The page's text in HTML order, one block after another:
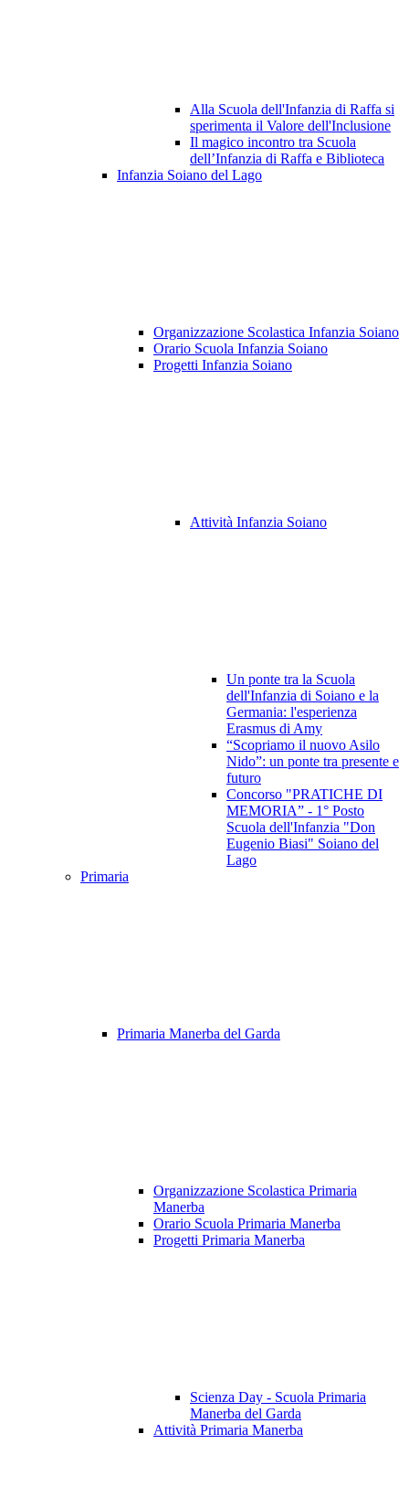
Alla Scuola dell'Infanzia di Raffa si
sperimenta il Valore dell'Inclusione
Il magico incontro tra Scuola
dell’Infanzia di Raffa e Biblioteca
Infanzia Soiano del Lago
Organizzazione Scolastica Infanzia Soiano
Orario Scuola Infanzia Soiano
Progetti Infanzia Soiano
Attività Infanzia Soiano
Un ponte tra la Scuola
dell'Infanzia di Soiano e la
Germania: l'esperienza
Erasmus di Amy
“Scopriamo il nuovo Asilo
Nido”: un ponte tra presente e
futuro
Concorso "PRATICHE DI
MEMORIA” - 1° Posto
Scuola dell'Infanzia "Don
Eugenio Biasi" Soiano del
Lago
Primaria
Primaria Manerba del Garda
Organizzazione Scolastica Primaria
Manerba
Orario Scuola Primaria Manerba
Progetti Primaria Manerba
Scienza Day - Scuola Primaria
Manerba del Garda
Attività Primaria Manerba